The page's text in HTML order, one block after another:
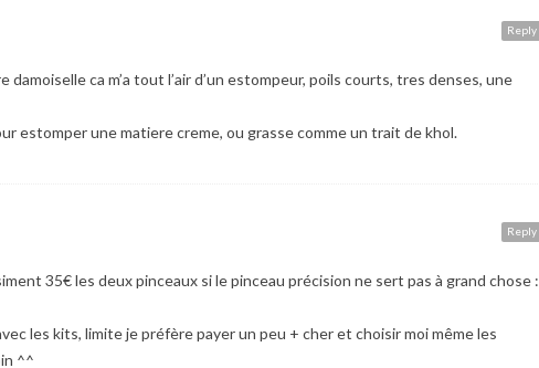
Reply
damoiselle ca m’a tout l’air d’un estompeur, poils courts, tres denses, une
estomper une matiere creme, ou grasse comme un trait de khol.
Reply
35€ les deux pinceaux si le pinceau précision ne sert pas à grand chose :
les kits, limite je préfère payer un peu + cher et choisir moi même les
^^